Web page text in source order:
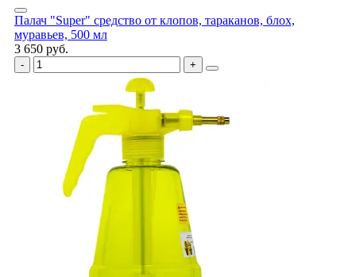
Палач "Super" средство от клопов, тараканов, блох,
муравьев, 500 мл
3 650 руб.